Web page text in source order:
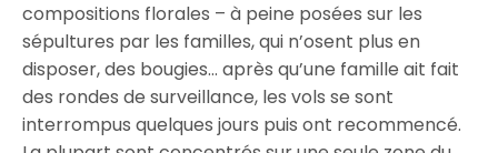
compositions florales – à peine posées sur les
sépultures par les familles, qui n’osent plus en
disposer, des bougies… après qu’une famille ait fait
des rondes de surveillance, les vols se sont
interrompus quelques jours puis ont recommencé.